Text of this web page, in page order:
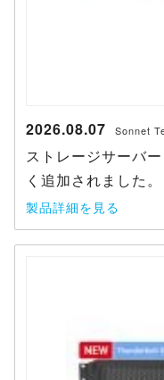
2026.08.07 Sonnet
ストレージサーバ
く追加されました。
製品詳細を見る